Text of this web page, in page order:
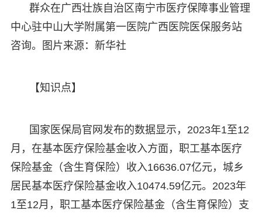
群众在广西壮族自治区南宁市医疗保障事业管理
中心驻中山大学附属第一医院广西医院医保服务站
咨询。图片来源：新华社
【知识点】
国家医保局官网发布的数据显示，2023年1至12
月，在基本医疗保险基金收入方面，职工基本医疗
保险基金（含生育保险）收入16636.07亿元，城乡
居民基本医疗保险基金收入10474.59亿元。2023年
1至12月，职工基本医疗保险基金（含生育保险）支